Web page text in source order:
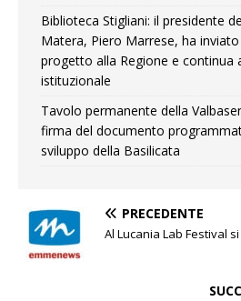
Biblioteca Stigliani: il presidente
Matera, Piero Marrese, ha
progetto alla Regione e continua
istituzionale
Tavolo permanente della
firma del documento
sviluppo della Basilicata
PRECEDENTE
Al Lucania Lab Festival